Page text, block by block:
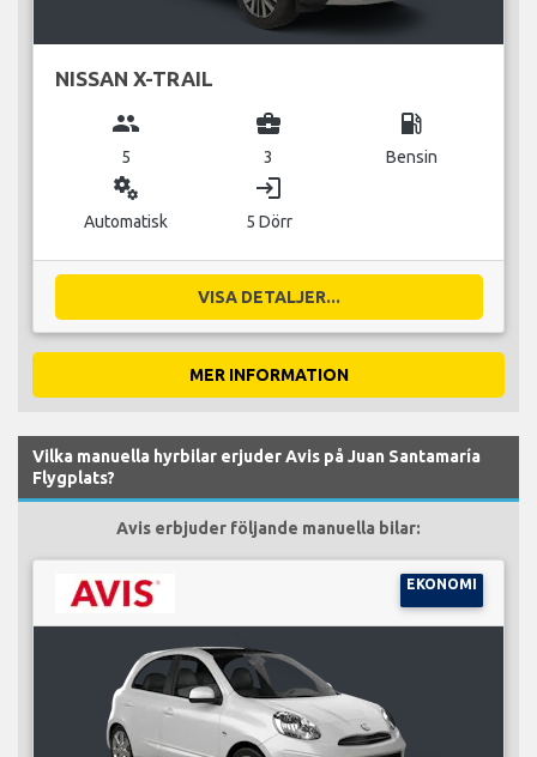
NISSAN X-TRAIL
group
5
business_center
3
local_gas_station
Bensin
miscellaneous_services
Automatisk
login
5 Dörr
VISA DETALJER...
MER INFORMATION
Vilka manuella hyrbilar erjuder Avis på Juan Santamaría
Flygplats?
Avis erbjuder följande manuella bilar:
EKONOMI